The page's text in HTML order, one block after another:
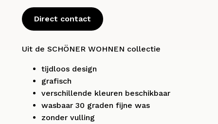
Direct contact
Uit de SCHÖNER WOHNEN collectie
tijdloos design
grafisch
verschillende kleuren beschikbaar
wasbaar 30 graden fijne was
zonder vulling